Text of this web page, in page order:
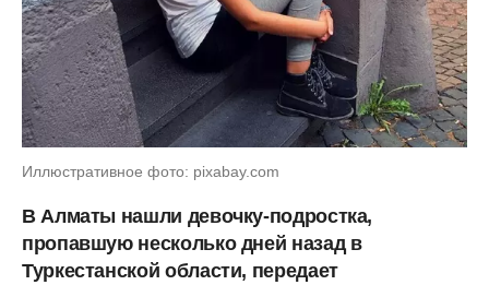
Иллюстративное фото: pixabay.com
В Алматы нашли девочку-подростка,
пропавшую несколько дней назад в
Туркестанской области, передает